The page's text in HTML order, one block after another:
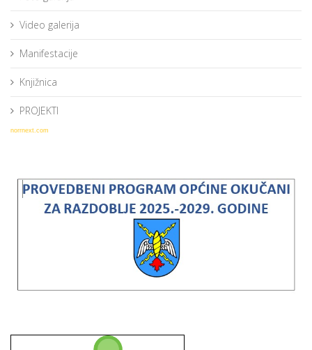
Video galerija
Manifestacije
Knjižnica
PROJEKTI
norrnext.com